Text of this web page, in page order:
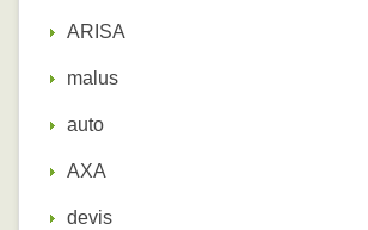
ARISA
malus
auto
AXA
devis